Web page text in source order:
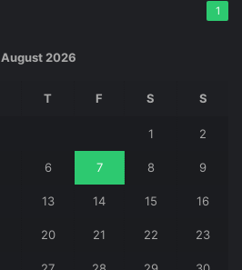
1
August 2026
T F S S
1 2
6 7 8 9
13 14 15 16
20 21 22 23